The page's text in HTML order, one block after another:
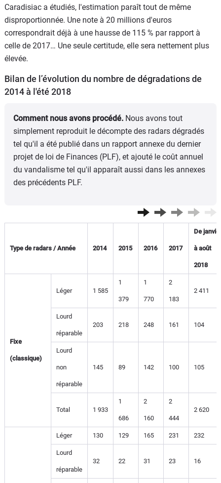
Caradisiac a étudiés, l'estimation paraît tout de même
disproportionnée. Une note à 20 millions d'euros
correspondrait déjà à une hausse de 115 % par rapport à
celle de 2017… Une seule certitude, elle sera nettement plus
élevée.
Bilan de l’évolution du nombre de dégradations de
2014 à l'été 2018
Comment nous avons procédé. Nous avons tout
simplement reproduit le décompte des radars dégradés
tel qu'il a été publié dans un rapport annexe du dernier
projet de loi de Finances (PLF), et ajouté le coût annuel
du vandalisme tel qu'il apparaît aussi dans les annexes
des précédents PLF.
Type de radars / Année 2014 2015 2016 2017
De
à août
2018
Fixe
(classique)
Léger 1 585
1
379
1
770
2
183
2 411
Lourd
réparable
203 218 248 161 104
Lourd
non
réparable
145 89 142 100 105
Total 1 933
1
686
2
160
2
444
2 620
Léger 130 129 165 231 232
Lourd
réparable
32 22 31 23 16